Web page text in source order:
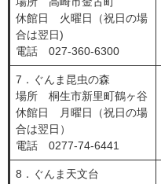
休館日 火曜日（祝日の場
合は翌日)
電話 027-360-6300
7．ぐんま昆虫の森
場所 桐生市新里町鶴ヶ谷
休館日 月曜日（祝日の場
合は翌日）
電話 0277-74-6441
8．ぐんま天文台